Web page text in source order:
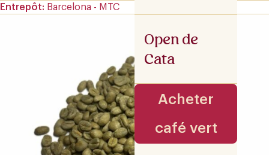
Open de
Cata
Acheter
café vert
Entrepôt
Barcelona - MTC